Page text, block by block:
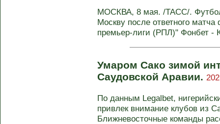
МОСКВА, 8 мая. /ТАСС/.
Москву после ответного
премьер-лиги (РПЛ)" Фонбет -
Умаром Сако зимой
Саудовской Аравии.
По данным Legalbet,
привлек внимание клубов из
Ближневосточные команды